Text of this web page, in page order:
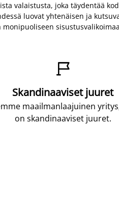
valaistusta, joka täydentää
luovat yhtenäisen ja

Skandinaaviset juuret
maailmanlaajuinen
on skandinaaviset juuret.